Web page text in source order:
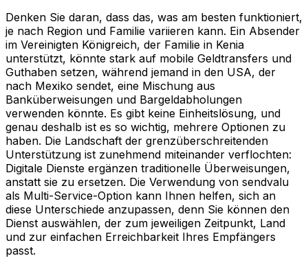
Denken Sie daran, dass das, was am besten funktioniert,
je nach Region und Familie variieren kann. Ein Absender
im Vereinigten Königreich, der Familie in Kenia
unterstützt, könnte stark auf mobile Geldtransfers und
Guthaben setzen, während jemand in den USA, der
nach Mexiko sendet, eine Mischung aus
Banküberweisungen und Bargeldabholungen
verwenden könnte. Es gibt keine Einheitslösung, und
genau deshalb ist es so wichtig, mehrere Optionen zu
haben. Die Landschaft der grenzüberschreitenden
Unterstützung ist zunehmend miteinander verflochten:
Digitale Dienste ergänzen traditionelle Überweisungen,
anstatt sie zu ersetzen. Die Verwendung von sendvalu
als Multi-Service-Option kann Ihnen helfen, sich an
diese Unterschiede anzupassen, denn Sie können den
Dienst auswählen, der zum jeweiligen Zeitpunkt, Land
und zur einfachen Erreichbarkeit Ihres Empfängers
passt.